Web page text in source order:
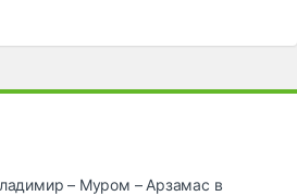
– Муром – Арзамас в